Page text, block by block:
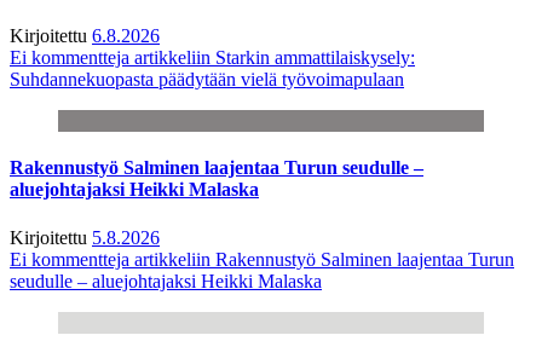
Kirjoitettu 6.8.2026
Ei kommentteja artikkeliin Starkin ammattilaiskysely:
Suhdannekuopasta päädytään vielä työvoimapulaan
Rakennustyö Salminen laajentaa Turun seudulle –
aluejohtajaksi Heikki Malaska
Kirjoitettu 5.8.2026
Ei kommentteja artikkeliin Rakennustyö Salminen laajentaa Turun
seudulle – aluejohtajaksi Heikki Malaska